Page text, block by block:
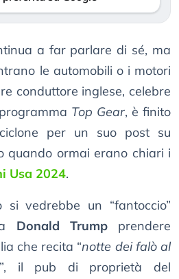
a far parlare di sé, ma
le automobili o i motori
conduttore inglese, celebre
Top Gear, è finito
per un suo post su
quando ormai erano chiari i
Usa 2024.
vedrebbe un “fantoccio”
Donald Trumpprendere
che recita “notte dei falò al
”, il pub di proprietà del